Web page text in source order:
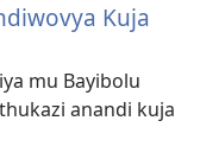
Kuja
mu Bayibolu
anandi kuja